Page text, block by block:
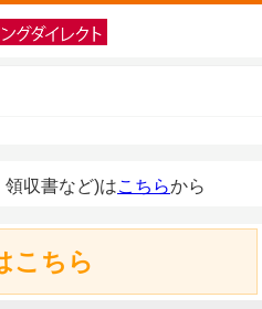
収書など)はこちらから
こちら